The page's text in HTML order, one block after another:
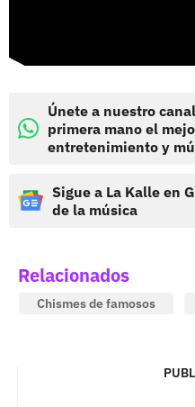
Únete a nuestro
primera mano el
entretenimiento y
Sigue a La Kalle en
de la música
Relacionados
Chismes de famosos